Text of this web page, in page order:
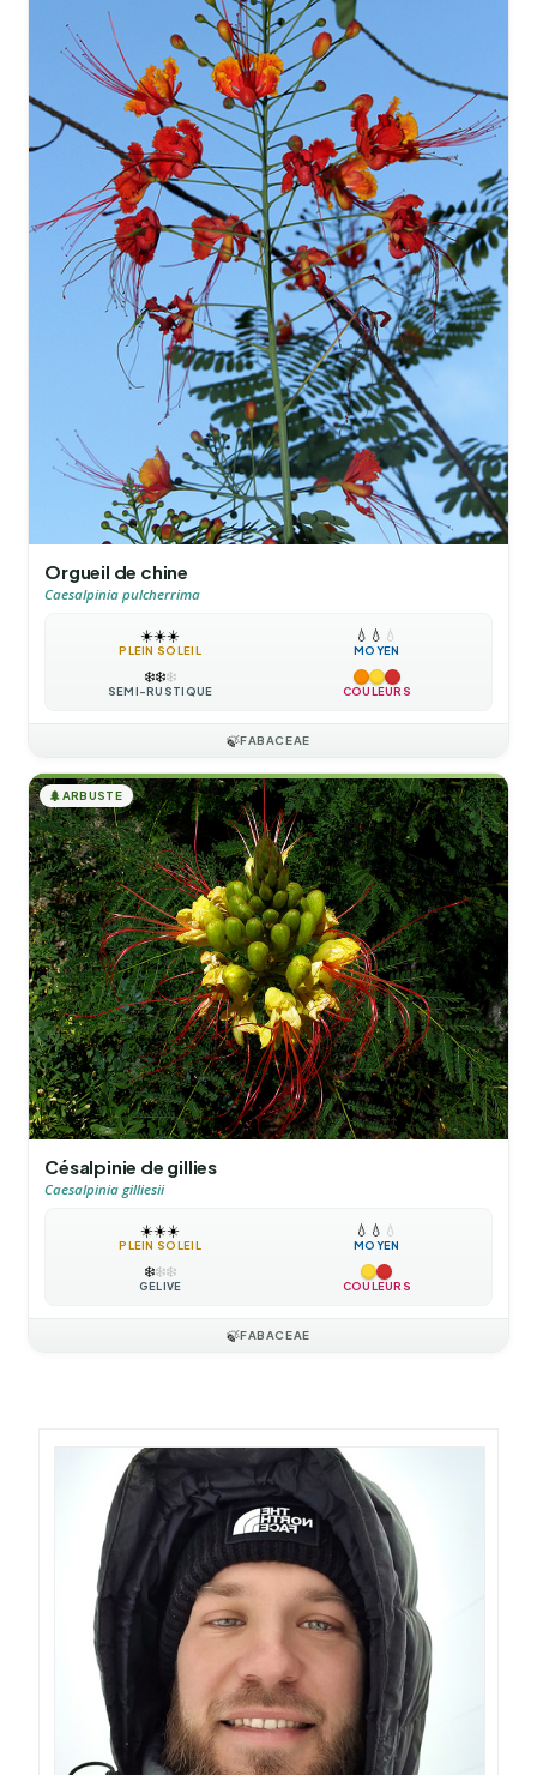
Orgueil de chine
Caesalpinia pulcherrima
☀️☀️☀️
PLEIN SOLEIL
💧 💧 💧
MOYEN
❄️❄️❄️
SEMI-RUSTIQUE COULEURS
🍃FABACEAE
🌲ARBUSTE
Césalpinie de gillies
Caesalpinia gilliesii
☀️☀️☀️
PLEIN SOLEIL
💧 💧 💧
MOYEN
❄️❄️❄️
GÉLIVE COULEURS
🍃FABACEAE